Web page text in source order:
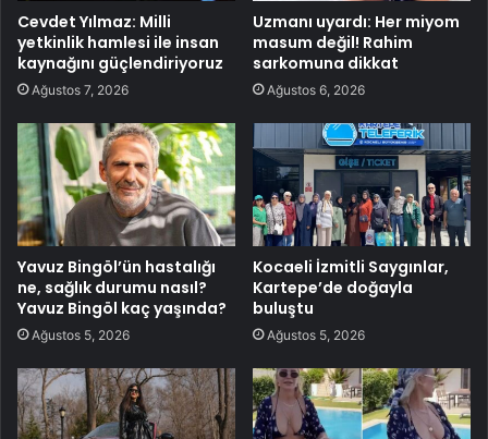
Cevdet Yılmaz: Milli
yetkinlik hamlesi ile insan
kaynağını güçlendiriyoruz
Ağustos 7, 2026
Uzmanı uyardı: Her miyom
masum değil! Rahim
sarkomuna dikkat
Ağustos 6, 2026
Yavuz Bingöl’ün hastalığı
ne, sağlık durumu nasıl?
Yavuz Bingöl kaç yaşında?
Ağustos 5, 2026
Kocaeli İzmitli Saygınlar,
Kartepe’de doğayla
buluştu
Ağustos 5, 2026